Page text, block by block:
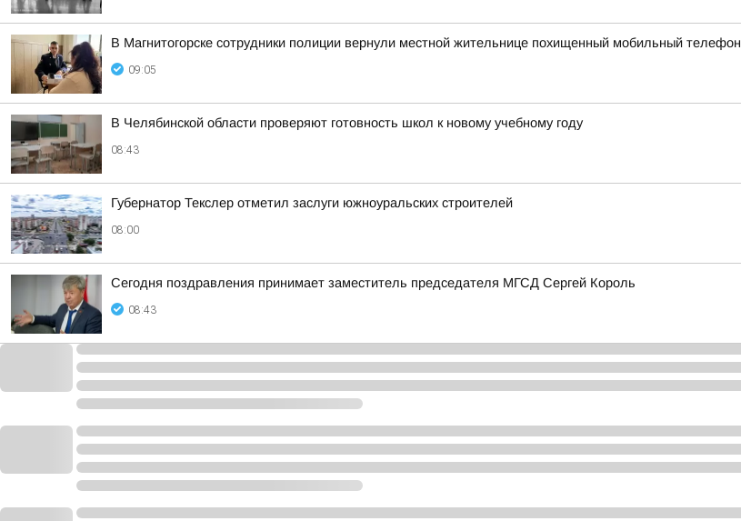
В Магнитогорске сотрудники полиции вернули местной жительнице похищенный мобильный телефон
09:05
В Челябинской области проверяют готовность школ к новому учебному году
08:43
Губернатор Текслер отметил заслуги южноуральских строителей
08:00
Сегодня поздравления принимает заместитель председателя МГСД Сергей Король
08:43